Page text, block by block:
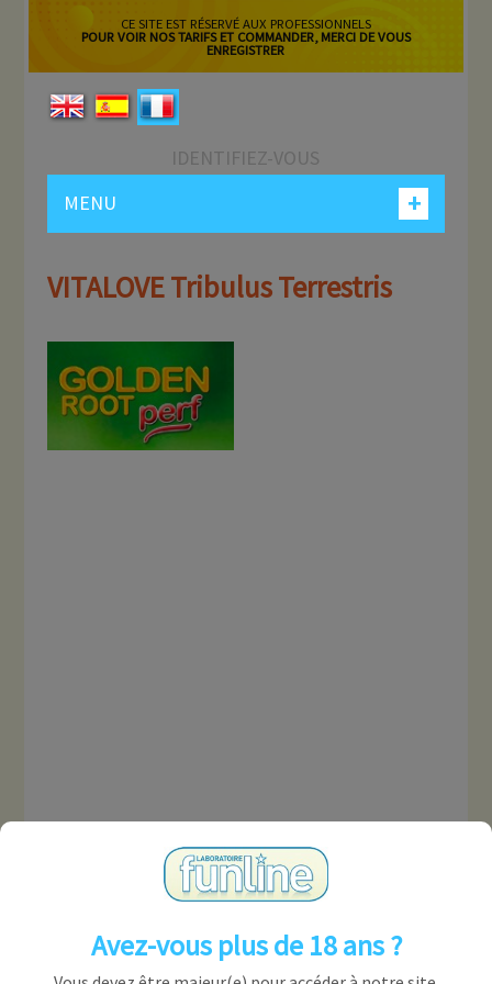
Avez-vous plus de 18 ans ?
CE SITE EST RÉSERVÉ AUX PROFESSIONNELS
POUR VOIR NOS TARIFS ET COMMANDER, MERCI DE VOUS
ENREGISTRER
IDENTIFIEZ-VOUS
+
MENU
VITALOVE Tribulus Terrestris